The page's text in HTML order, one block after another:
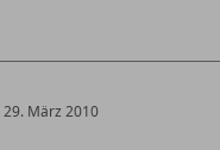
29. März 2010